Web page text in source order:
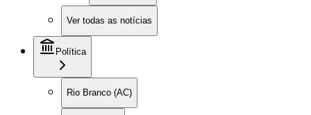
Ver todas as notícias
Política
Rio Branco (AC)